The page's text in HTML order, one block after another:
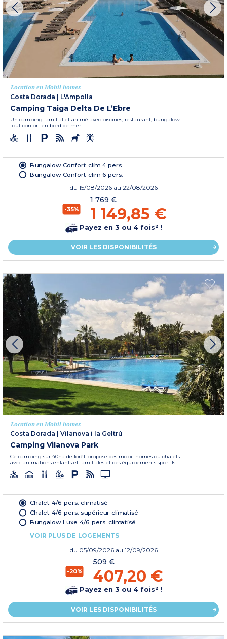
Location en Mobil homes
Costa Dorada
L'Ampolla
Camping Taiga Delta De L’Ebre
Un camping familial et animé avec piscines, restaurant, bungalow
tout confort en bord de mer.
Bungalow Confort clim 4 pers.
Bungalow Confort clim 6 pers.
du 15/08/2026 au 22/08/2026
-35%
1 769 €
1 149,85 €
Payez en 3 ou 4 fois² !
VOIR LES DISPONIBILITÉS
Location en Mobil homes
Costa Dorada
Vilanova i la Geltrú
Camping Vilanova Park
Ce camping sur 40ha de forêt propose des mobil homes ou chalets
avec animations enfants et familiales et des équipements sportifs.
Chalet 4/6 pers. climatisé
Chalet 4/6 pers. supérieur climatisé
Bungalow Luxe 4/6 pers. climatisé
VOIR PLUS DE LOGEMENTS
du 05/09/2026 au 12/09/2026
-20%
509 €
407,20 €
Payez en 3 ou 4 fois² !
VOIR LES DISPONIBILITÉS